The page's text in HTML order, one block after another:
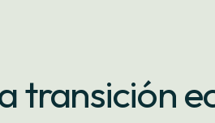
transición